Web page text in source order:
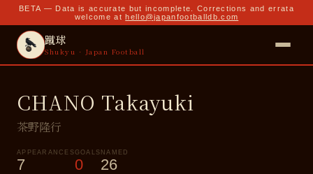
BETA — Data is accurate but incomplete. Corrections and errata
welcome at hello@japanfootballdb.com
蹴球
Shukyu · Japan Football
CHANO Takayuki
茶野隆行
APPEARANCES
7
GOALS
0
NAMED
26